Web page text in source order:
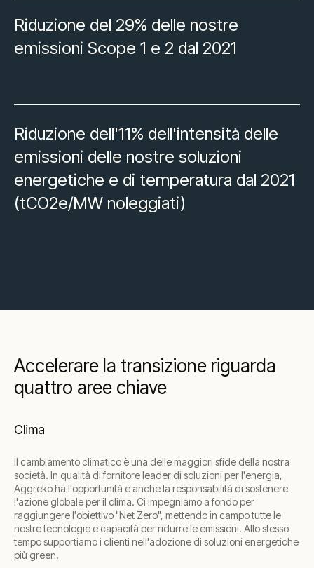
Riduzione del 29% delle nostre
emissioni Scope 1 e 2 dal 2021
Riduzione dell'11% dell'intensità delle
emissioni delle nostre soluzioni
energetiche e di temperatura dal 2021
(tCO2e/MW noleggiati)
Accelerare la transizione riguarda
quattro aree chiave
Clima
Il cambiamento climatico è una delle maggiori sfide della nostra
società. In qualità di fornitore leader di soluzioni per l'energia,
Aggreko ha l'opportunità e anche la responsabilità di sostenere
l'azione globale per il clima. Ci impegniamo a fondo per
raggiungere l'obiettivo "Net Zero", mettendo in campo tutte le
nostre tecnologie e capacità per ridurre le emissioni. Allo stesso
tempo supportiamo i clienti nell'adozione di soluzioni energetiche
più green.